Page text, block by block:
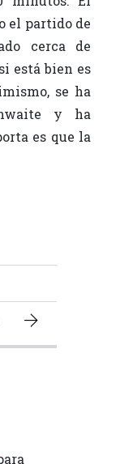
el partido de
cerca de
está bien es
se ha
y ha
es que la